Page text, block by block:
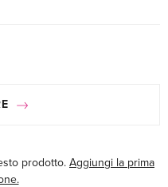
prodotto. Aggiungi la prima